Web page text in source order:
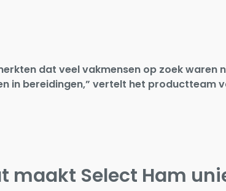
dat veel vakmensen op zoek
in bereidingen,” vertelt het productteam
maakt Select Ham